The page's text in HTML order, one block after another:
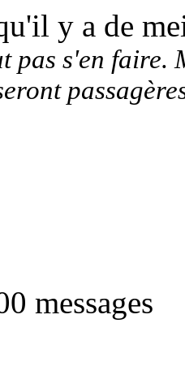
y a de
pas s'en faire.
messages